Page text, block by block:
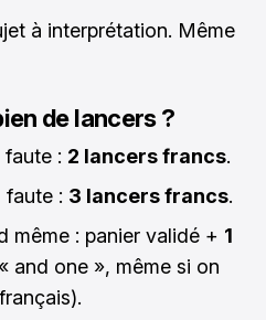
à interprétation. Même
de lancers ?
: 2 lancers francs.
: 3 lancers francs.
même : panier validé + 1
and one », même si on